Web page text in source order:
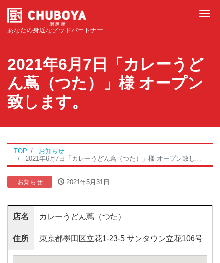
あなたの身近なグッドパートナー
2021年6月7日「カレーうど
ん蔦（つた）」様 オープン
致します。
TOP
お知らせ
2021年6月7日「カレーうどん蔦（つた）」様 オープン致します。
お知らせ 2021年5月31日
店名 カレーうどん蔦（つた）
住所 東京都墨田区立花1-23-5 サンタウン立花106号